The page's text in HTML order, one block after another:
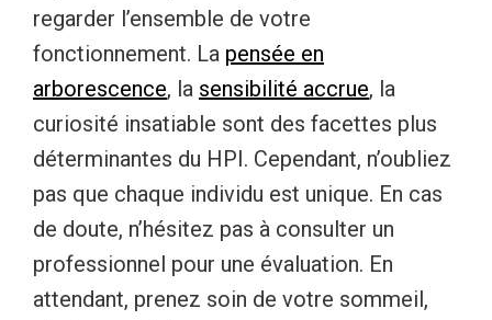
regarder l’ensemble de votre
fonctionnement. La pensée en
arborescence, la sensibilité accrue, la
curiosité insatiable sont des facettes plus
déterminantes du HPI. Cependant, n’oubliez
pas que chaque individu est unique. En cas
de doute, n’hésitez pas à consulter un
professionnel pour une évaluation. En
attendant, prenez soin de votre sommeil,